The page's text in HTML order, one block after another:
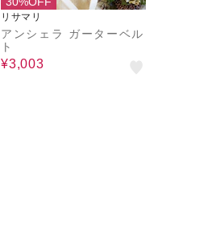
リサマリ
アンシェラ ガーターベル
ト
¥3,003